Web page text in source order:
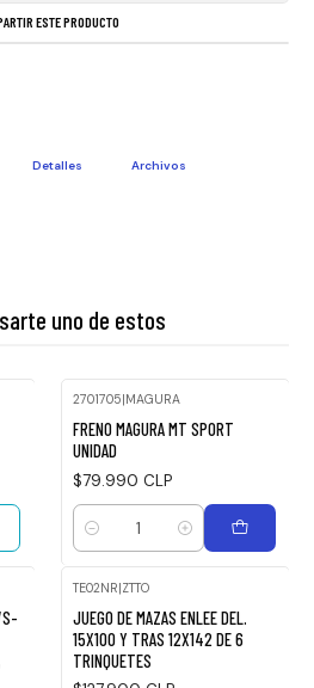
ESTE PRODUCTO
Detalles Archivos
uno de estos
2701705|MAGURA
FRENO MAGURA MT SPORT
UNIDAD
$79.990 CLP
Cantidad
TE02NR|ZTTO
JUEGO DE MAZAS ENLEE DEL.
15X100 Y TRAS 12X142 DE 6
TRINQUETES